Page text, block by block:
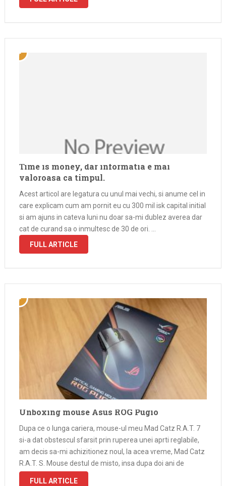
Time is money, dar informatia e mai
valoroasa ca timpul.
Acest articol are legatura cu unul mai vechi, si anume cel in
care explicam cum am pornit eu cu 300 mil isk capital initial
si am ajuns in cateva luni nu doar sa-mi dublez averea dar
cat de curand sa o inmultesc de 30 de ori. …
FULL ARTICLE
Unboxing mouse Asus ROG Pugio
Dupa ce o lunga cariera, mouse-ul meu Mad Catz R.A.T. 7
si-a dat obstescul sfarsit prin ruperea unei aprti reglabile,
am decis sa-mi achizitionez noul, la acea vreme, Mad Catz
R.A.T. S. Mouse destul de misto, insa dupa doi ani de
folosire, am inceput sa am …
FULL ARTICLE